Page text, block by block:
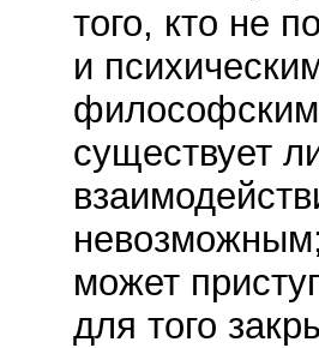
того, кто не
и
существует
может
для того